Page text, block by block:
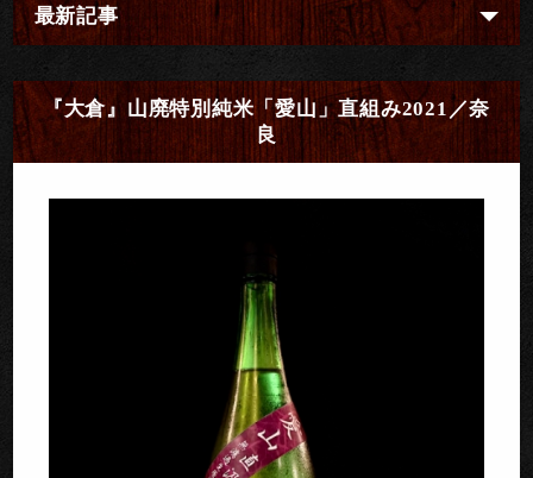
最新記事
『大倉』山廃特別純米「愛山」直組み2021／奈
良